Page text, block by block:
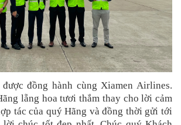
đồng hành cùng Xiamen Airlines.
lẵng hoa tươi thắm thay cho lời cảm
tác của quý Hãng và đồng thời gửi tới